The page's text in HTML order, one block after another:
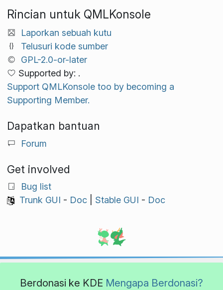
Rincian untuk QMLKonsole
Laporkan sebuah kutu
Telusuri kode sumber
GPL-2.0-or-later
Supported by: .
Support QMLKonsole too by becoming a
Supporting Member.
Dapatkan bantuan
Forum
Get involved
Bug list
Trunk GUI - Doc| Stable GUI - Doc
Berdonasi ke KDE Mengapa Berdonasi?